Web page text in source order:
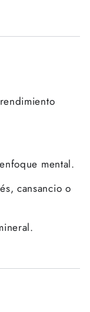
mental.
cansancio o